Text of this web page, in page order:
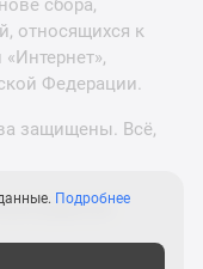
относящихся к
Федерации.
защищены. Всё,
Подробнее